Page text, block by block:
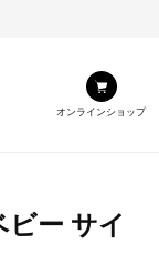
オンラインショップ
ー サイ